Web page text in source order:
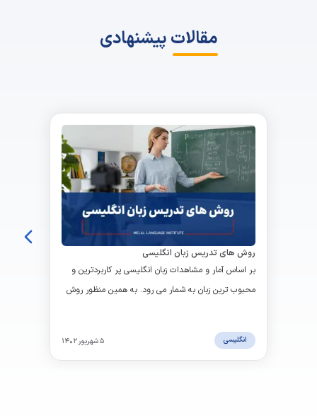
مقالات پیشنهادی
روش های تدریس زبان انگلیسی
بر اساس آمار و مشاهدات زبان انگلیسی پر کاربردترین و
محبوب ترین زبان به شمار می رود. به همین منظور روش
استانداردهای جهانی باشد.
انگلیسی ۵ شهریور ۱۴۰۲